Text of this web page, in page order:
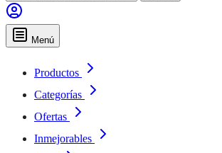
Menú
Productos
Categorías
Ofertas
Inmejorables